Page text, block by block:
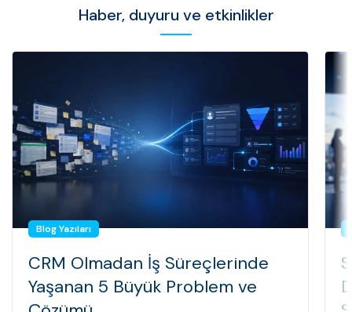
Haber, duyuru ve etkinlikler
Blog Yazıları
CRM Olmadan İş Süreçlerinde
Yaşanan 5 Büyük Problem ve